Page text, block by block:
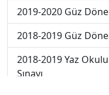
2019-2020 Güz
2018-2019 Güz
2018-2019 Yaz
Sınavı